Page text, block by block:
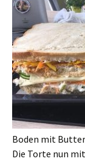
Boden mit
Die Torte nun